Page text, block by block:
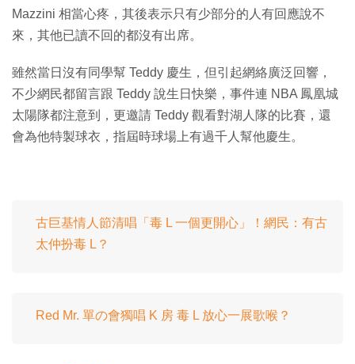
Mazzini 相當心疼，其後表示只有少部分的人有回應說不
來，其他已讀不回的都沒有出席。
雖然當日沒有同學幫 Teddy 慶生，但引起網絡廣泛回響，
不少網民都留言跟 Teddy 說生日快樂，事件連 NBA 鳳凰城
太陽隊都注意到，更邀請 Teddy 觀看對湖人隊的比賽，還
會為他特製球衣，指屆時球場上有過千人幫他慶生。
古巨基情人節清唱「毒 L 一個更開心」！網民：有古
太仲扮毒 L？
Red Mr. 單の會獨唱 K 房 毒 L 放心一展歌喉？